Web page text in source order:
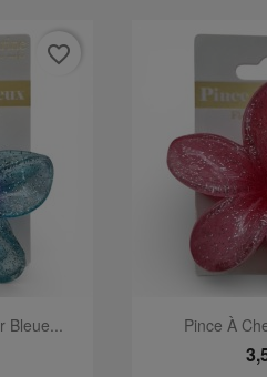
Bleue...
favorite_border

Pince À